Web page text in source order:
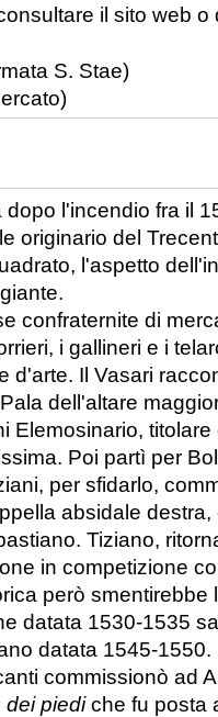
il sito web o
S. Stae)
l'incendio fra il
originario del
l'aspetto
confraternite di
i gallineri e i
d'arte. Il Vasari
dell'altare
Elemosinario,
Poi partì per
per sfidarlo,
absidale
Tiziano,
in competizione
però smentirebbe
datata 1530-1535
datata 1545-1550.
commissionò ad
dei piediche fu posta